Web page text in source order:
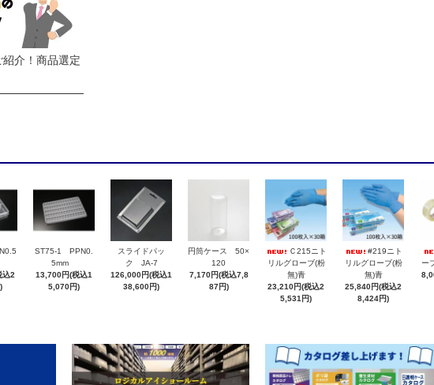
介！商品選定
込2
ST75-1 PPN0.
5mm
13,700円(税込1
5,070円)
スライドパッ
ク JA-7
126,000円(税込1
38,600円)
円筒ケース 50×
120
7,170円(税込7,8
87円)
Ｃ215ニト
リルグローブ(粉
無)青
23,210円(税込2
5,531円)
#219ニト
リルグローブ(粉
無)青
25,840円(税込2
8,424円)
ー